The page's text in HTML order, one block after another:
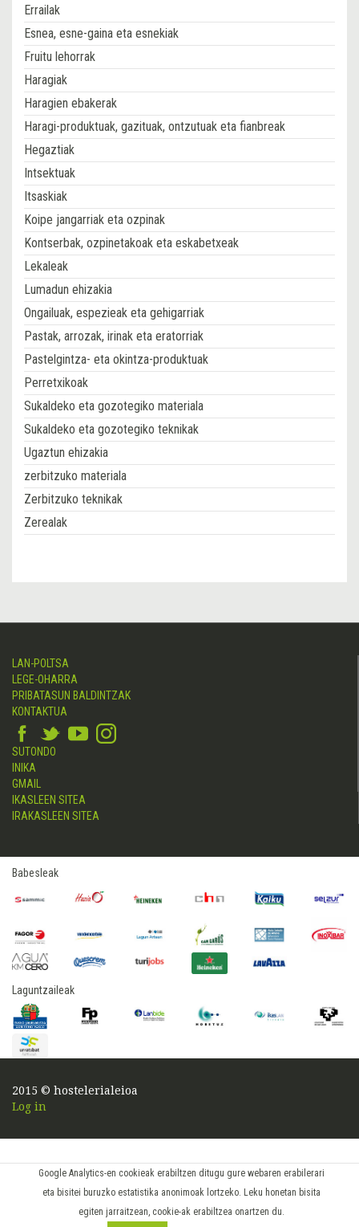
Google Analytics-en cookieak erabiltzen ditugu gure webaren erabilerari
eta bisitei buruzko estatistika anonimoak lortzeko. Leku honetan bisita
egiten jarraitzean, cookie-ak erabiltzea onartzen du.
Errailak
Esnea, esne-gaina eta esnekiak
Fruitu lehorrak
Haragiak
Haragien ebakerak
Haragi-produktuak, gazituak, ontzutuak eta fianbreak
Hegaztiak
Intsektuak
Itsaskiak
Koipe jangarriak eta ozpinak
Kontserbak, ozpinetakoak eta eskabetxeak
Lekaleak
Lumadun ehizakia
Ongailuak, espezieak eta gehigarriak
Pastak, arrozak, irinak eta eratorriak
Pastelgintza- eta okintza-produktuak
Perretxikoak
Sukaldeko eta gozotegiko materiala
Sukaldeko eta gozotegiko teknikak
Ugaztun ehizakia
zerbitzuko materiala
Zerbitzuko teknikak
Zerealak
LAN-POLTSA
LEGE-OHARRA
PRIBATASUN BALDINTZAK
KONTAKTUA
SUTONDO
INIKA
GMAIL
IKASLEEN SITEA
IRAKASLEEN SITEA
Babesleak
Laguntzaileak
2015 © hostelerialeioa
Log in